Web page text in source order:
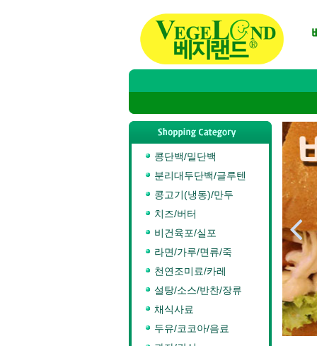
콩단백/밀단백
분리대두단백/글루텐
콩고기(냉동)/만두
치즈/버터
비건육포/실포
라면/가루/면류/죽
천연조미료/카레
설탕/소스/반찬/장류
채식사료
두유/코코아/음료
